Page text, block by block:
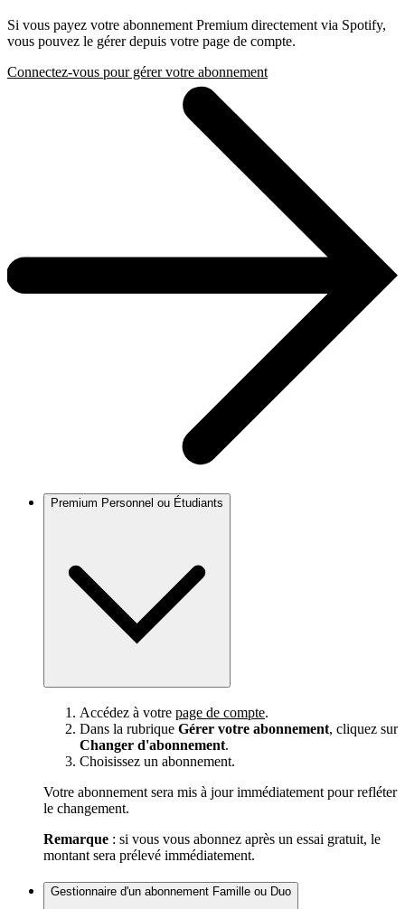
Si vous payez votre abonnement Premium directement via Spotify,
vous pouvez le gérer depuis votre page de compte.
Connectez-vous pour gérer votre abonnement
Premium Personnel ou Étudiants
Accédez à votre page de compte.
Dans la rubrique Gérer votre abonnement, cliquez sur
Changer d'abonnement.
Choisissez un abonnement.
Votre abonnement sera mis à jour immédiatement pour refléter
le changement.
Remarque : si vous vous abonnez après un essai gratuit, le
montant sera prélevé immédiatement.
Gestionnaire d'un abonnement Famille ou Duo